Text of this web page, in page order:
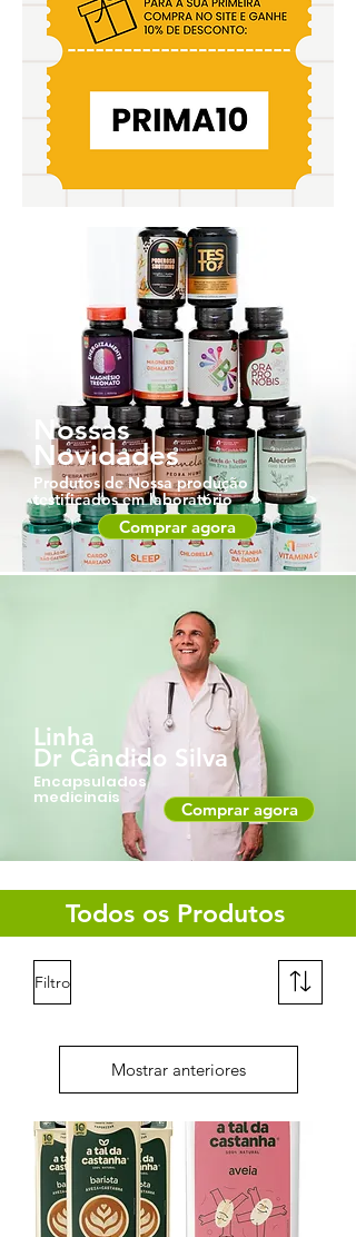
Nossas
Novidades
Produtos de Nossa produção
testificados em laboratório
Comprar agora
Linha
Dr Cândido Silva
Encapsulados
medicinais
Comprar agora
Todos os Produtos
Filtro
Mostrar anteriores